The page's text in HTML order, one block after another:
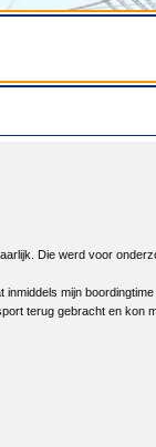
Die werd voor
mijn
terug gebracht en kon